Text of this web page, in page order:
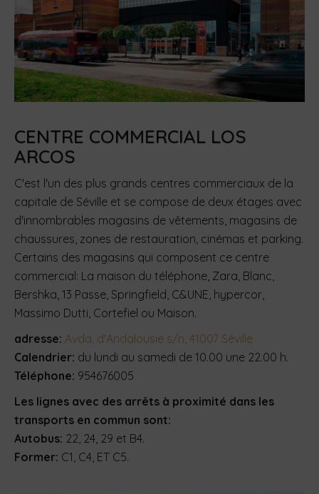
CENTRE COMMERCIAL LOS
ARCOS
C'est l'un des plus grands centres commerciaux de la
capitale de Séville et se compose de deux étages avec
d'innombrables magasins de vêtements, magasins de
chaussures, zones de restauration, cinémas et parking.
Certains des magasins qui composent ce centre
commercial: La maison du téléphone, Zara, Blanc,
Bershka, 13 Passe, Springfield, C&UNE, hypercor,
Massimo Dutti, Cortefiel ou Maison.
adresse: Avda. d'Andalousie s/n, 41007 Séville
Calendrier: du lundi au samedi de 10.00 une 22.00 h.
Téléphone: 954676005
Les lignes avec des arrêts à proximité dans les
transports en commun sont:
Autobus: 22, 24, 29 et B4.
Former: C1, C4, ET C5.